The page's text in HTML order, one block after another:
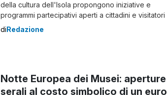
della cultura dell'Isola propongono iniziative e
programmi partecipativi aperti a cittadini e visitatori
diRedazione
Notte Europea dei Musei: aperture
serali al costo simbolico di un euro